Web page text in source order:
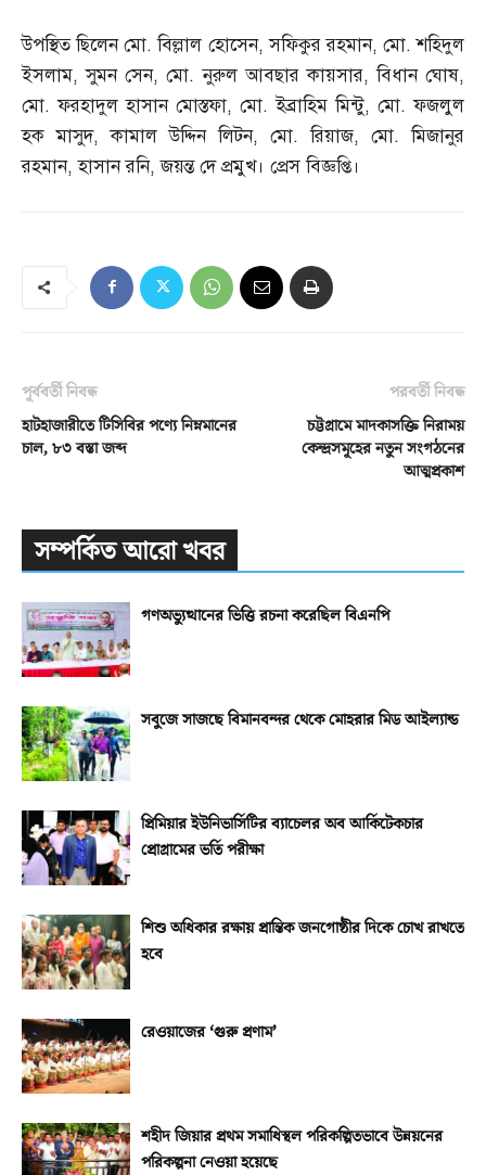
উপস্থিত ছিলেন মো.বিল্লাল হোসেন,সফিকুর রহমান, মো.শহিদুল
ইসলাম,সুমন সেন,মো.নুরুল আবছার কায়সার,বিধান ঘোষ,
মো.ফরহাদুল হাসান মোস্তফা, মো.ইব্রাহিম মিন্টু, মো.ফজলুল
হক মাসুদ,কামাল উদ্দিন লিটন, মো.রিয়াজ, মো.মিজানুর
রহমান,হাসান রনি,জয়ন্ত দে প্রমুখ। প্রেস বিজ্ঞপ্তি।
পূর্ববর্তী নিবন্ধ
হাটহাজারীতে টিসিবির পণ্যে নিম্নমানের
চাল, ৮৩ বস্তা জব্দ
পরবর্তী নিবন্ধ
চট্টগ্রামে মাদকাসক্তি নিরাময়
কেন্দ্রসমূহের নতুন সংগঠনের
আত্মপ্রকাশ
সম্পর্কিত আরো খবর
গণঅভ্যুত্থানের ভিত্তি রচনা করেছিল বিএনপি
সবুজে সাজছে বিমানবন্দর থেকে মোহরার মিড আইল্যান্ড
প্রিমিয়ার ইউনিভার্সিটির ব্যাচেলর অব আর্কিটেকচার
প্রোগ্রামের ভর্তি পরীক্ষা
শিশু অধিকার রক্ষায় প্রান্তিক জনগোষ্ঠীর দিকে চোখ রাখতে
হবে
রেওয়াজের ‘গুরু প্রণাম’
শহীদ জিয়ার প্রথম সমাধিস্থল পরিকল্পিতভাবে উন্নয়নের
পরিকল্পনা নেওয়া হয়েছে